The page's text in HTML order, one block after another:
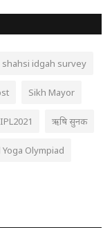
shahsi idgah survey
Sikh Mayor
IPL2021 ऋषि सुनक
Olympiad